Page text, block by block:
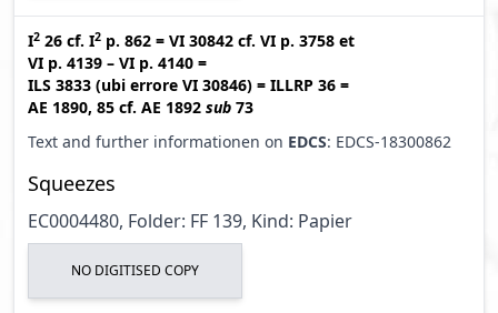
I2 26 cf. I2 p. 862 = VI 30842 cf. VI p. 3758 et
VI p. 4139 – VI p. 4140 =
ILS 3833 (ubi errore VI 30846) = ILLRP 36 =
AE 1890, 85 cf. AE 1892 sub 73
Text and further informationen on EDCS: EDCS-18300862
Squeezes
EC0004480, Folder: FF 139, Kind: Papier
NO DIGITISED COPY